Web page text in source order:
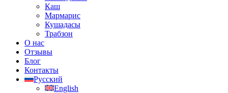
Каш
Мармарис
Кушадасы
Трабзон
О нас
Отзывы
Блог
Контакты
Русский
English